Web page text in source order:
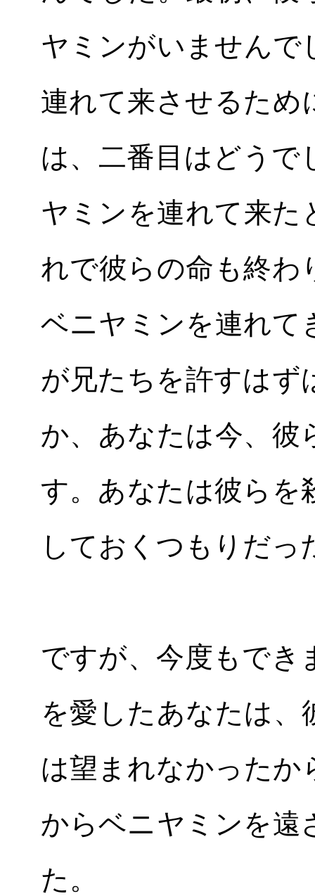
ヤミンがいませんで
連れて来させるため
は、二番目はどうで
ヤミンを連れて来た
れで彼らの命も終わ
ベニヤミンを連れて
が兄たちを許すはず
か、あなたは今、彼
す。あなたは彼らを
しておくつもりだっ
ですが、今度もでき
を愛したあなたは
は望まれなかったか
からベニヤミンを遠
た。